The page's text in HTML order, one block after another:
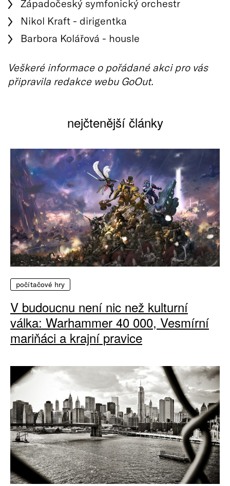
Západočeský symfonický orchestr
Nikol Kraft - dirigentka
Barbora Kolářová - housle
Veškeré informace o pořádané akci pro vás
připravila redakce webu GoOut.
nejčtenější články
počítačové hry
V budoucnu není nic než kulturní
válka: Warhammer 40 000, Vesmírní
mariňáci a krajní pravice